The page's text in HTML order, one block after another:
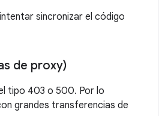
sincronizar el código
de proxy)
tipo 403 o 500. Por lo
grandes transferencias de